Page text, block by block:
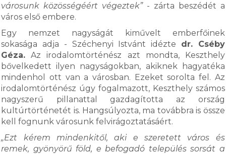
városunk közösségéért végeztek” - zárta beszédét a
város első embere.
Egy nemzet nagyságát kiművelt emberfőinek
sokasága adja - Széchenyi Istvánt idézte dr. Cséby
Géza. Az irodalomtörténész azt mondta, Keszthely
bővelkedett ilyen nagyságokban, akiknek hagyatéka
mindenhol ott van a városban. Ezeket sorolta fel. Az
irodalomtörténész úgy fogalmazott, Keszthely számos
nagyszerű pillanattal gazdagította az ország
kultúrtörténetét is. Hangsúlyozta, ma továbbra is össze
kell fognunk városunk felvirágoztatásáért.
„Ezt kérem mindenkitől, aki e szeretett város és
remek, gyönyörű föld, e befogadó település sorsát a